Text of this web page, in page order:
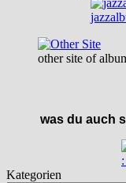
other site of
was du auch
Kategorien